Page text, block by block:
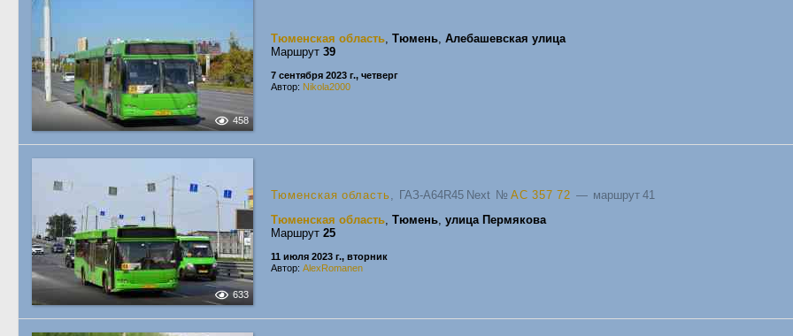
458
Тюменская область, Тюмень, Алебашевская улица
Маршрут 39
7 сентября 2023 г., четверг
Автор: Nikola2000
633
Тюменская область, ГАЗ-A64R45 Next № АС 357 72 — маршрут 41
Тюменская область, Тюмень, улица Пермякова
Маршрут 25
11 июля 2023 г., вторник
Автор: AlexRomanen